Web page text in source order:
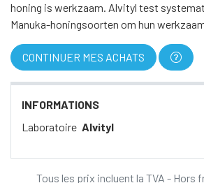
honing is werkzaam. Alvityl test
Manuka-honingsoorten om hun
CONTINUER MES ACHATS
INFORMATIONS
Laboratoire Alvityl
Tous les prix incluent la TVA - Hors